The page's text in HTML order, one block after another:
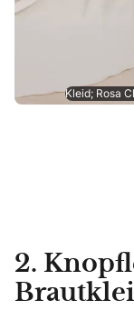
Kleid; Rosa
2.